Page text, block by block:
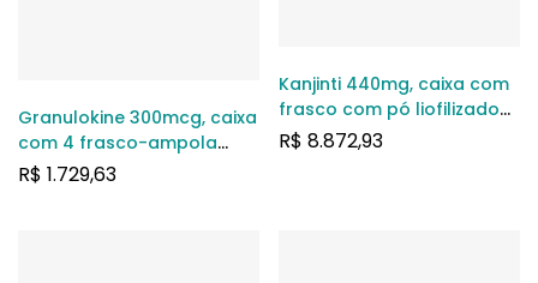
Granulokine 300mcg, caixa
com 4 frasco-ampola
com 1 ml de solução de
R$ 1.729,63
Kanjinti 440mg, caixa com
frasco com pó liofilizado
para solução de uso
R$ 8.872,93